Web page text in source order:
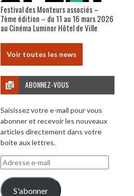
Festival des Monteurs associés –
7ème édition – du 11 au 16 mars 2026
au Cinéma Luminor Hôtel de Ville
Voir toutes les news
ABONNEZ-VOUS
Saisissez votre e-mail pour vous
abonner et recevoir les nouveaux
articles directement dans votre
boite aux lettres.
Adresse
e-
mail
S'abonner